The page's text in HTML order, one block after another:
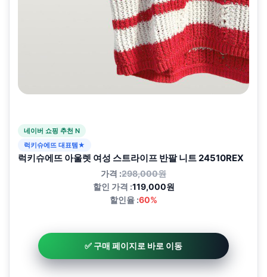
네이버 쇼핑 추천 N
럭키슈에뜨 대표템★
럭키슈에뜨 아울렛 여성 스트라이프 반팔 니트 24510REX
가격 :298,000원
할인 가격 :119,000원
할인율 :60%
✅ 구매 페이지로 바로 이동